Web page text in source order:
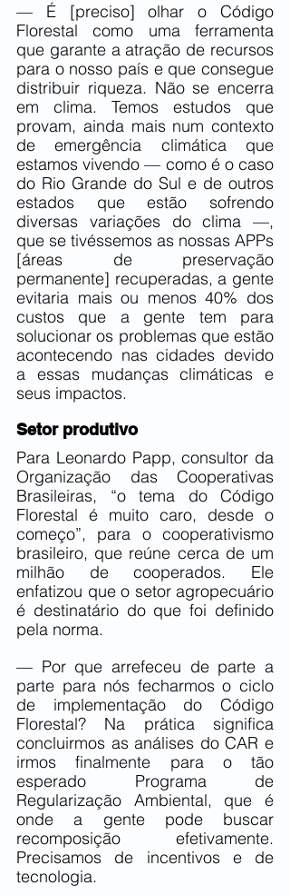
— É [preciso] olhar o Código
Florestal como uma ferramenta
que garante a atração de recursos
para o nosso país e que consegue
distribuir riqueza. Não se encerra
em clima. Temos estudos que
provam, ainda mais num contexto
de emergência climática que
estamos vivendo — como é o caso
do Rio Grande do Sul e de outros
estados que estão sofrendo
diversas variações do clima —,
que se tivéssemos as nossas APPs
[áreas de preservação
permanente] recuperadas, a gente
evitaria mais ou menos 40% dos
custos que a gente tem para
solucionar os problemas que estão
acontecendo nas cidades devido
a essas mudanças climáticas e
seus impactos.
Setor produtivo
Para Leonardo Papp, consultor da
Organização das Cooperativas
Brasileiras, “o tema do Código
Florestal é muito caro, desde o
começo”, para o cooperativismo
brasileiro, que reúne cerca de um
milhão de cooperados. Ele
enfatizou que o setor agropecuário
é destinatário do que foi definido
pela norma.
— Por que arrefeceu de parte a
parte para nós fecharmos o ciclo
de implementação do Código
Florestal? Na prática significa
concluirmos as análises do CAR e
irmos finalmente para o tão
esperado Programa de
Regularização Ambiental, que é
onde a gente pode buscar
recomposição efetivamente.
Precisamos de incentivos e de
tecnologia.